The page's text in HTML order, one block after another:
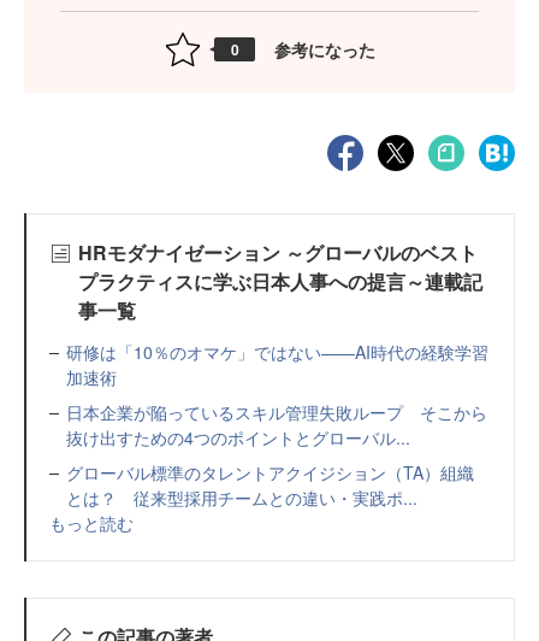
0 参考になった
HRモダナイゼーション ～グローバルのベスト
プラクティスに学ぶ日本人事への提言～連載記
事一覧
研修は「10％のオマケ」ではない——AI時代の経験学習
加速術
日本企業が陥っているスキル管理失敗ループ そこから
抜け出すための4つのポイントとグローバル...
グローバル標準のタレントアクイジション（TA）組織
とは？ 従来型採用チームとの違い・実践ポ...
もっと読む